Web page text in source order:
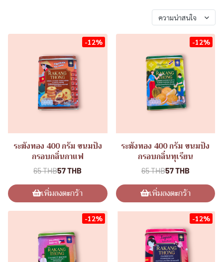
ความน่าสนใจ
-12%
ระฆังทอง 400 กรัม ขนมปัง
กรอบกลิ่นกาแฟ
65 THB57 THB
เพิ่มลงตะกร้า
-12%
ระฆังทอง 400 กรัม ขนมปัง
กรอบกลิ่นทุเรียน
65 THB57 THB
เพิ่มลงตะกร้า
-12% -12%